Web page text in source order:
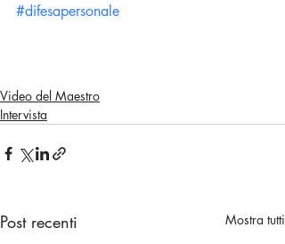
#difesapersonale
Video del Maestro
Intervista
Post recenti Mostra tutti